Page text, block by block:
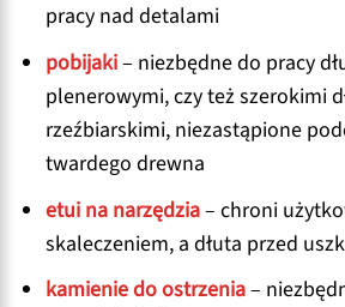
pracy nad detalami
pobijaki– niezbędne do pracy
plenerowymi, czy też szerokimi
rzeźbiarskimi, niezastąpione
twardego drewna
etui na narzędzia– chroni
skaleczeniem, a dłuta przed
kamienie do ostrzenia–